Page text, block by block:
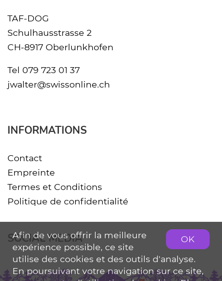
TAF-DOG
Schulhausstrasse 2
CH-8917 Oberlunkhofen
Tel 079 723 01 37
jwalter@swissonline.ch
INFORMATIONS
Contact
Empreinte
Termes et Conditions
Politique de confidentialité
SOCIAL MEDIA OK
Afin de vous offrir la meilleure
expérience possible, ce site
utilise des cookies et des outils d'analyse.
En poursuivant votre navigation sur ce site,